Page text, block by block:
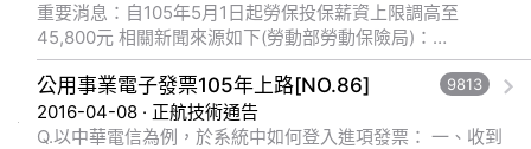
重要消息：自105年5月1日起勞保投保薪資上限調高至
45,800元 相關新聞來源如下(勞動部勞動保險局)：
http://www.bli.gov.tw/news.aspx?sys=news... 觀看完整文
章
公用事業電子發票105年上路[NO.86] 9813
2016-04-08 · 正航技術通告
Q.以中華電信為例，於系統中如何登入進項發票： 一、收到